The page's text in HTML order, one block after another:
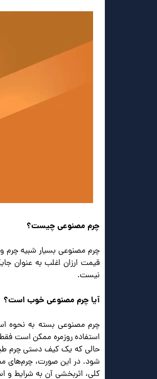
چرم مصنوعی چیست؟
چرم مصنوعی بسیار شبیه چرم
قیمت ارزان اغلب به عنوان
نیست.
آیا چرم مصنوعی خوب است؟
چرم مصنوعی بسته به نحوه
شود. در این صورت، چرم‌های
کلی، اثربخشی آن به شرایط و